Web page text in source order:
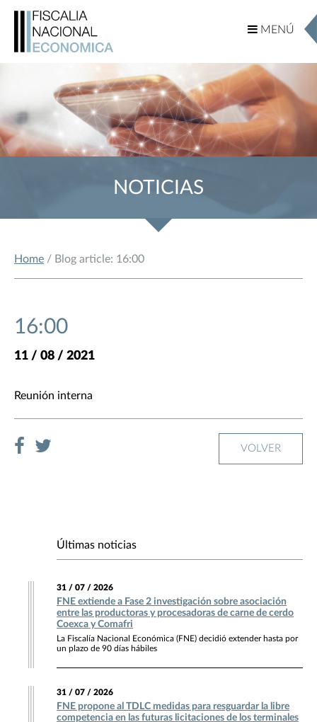
MENÚ
MENÚ
NOTICIAS
Home / Blog article: 16:00
16:00
11 / 08 / 2021
Reunión interna
VOLVER
Últimas noticias
31 / 07 / 2026
FNE extiende a Fase 2 investigación sobre asociación
entre las productoras y procesadoras de carne de cerdo
Coexca y Comafri
La Fiscalía Nacional Económica (FNE) decidió extender hasta por
un plazo de 90 días hábiles
31 / 07 / 2026
FNE propone al TDLC medidas para resguardar la libre
competencia en las futuras licitaciones de los terminales